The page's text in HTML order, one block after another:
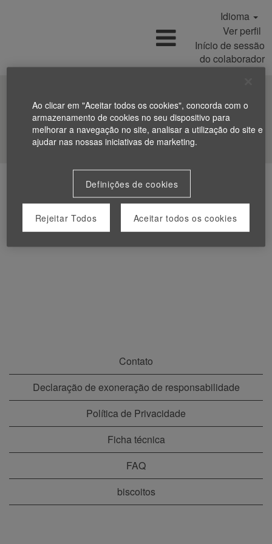
Idioma
Ver perfil
Início de sessão
do colaborador
Procurar Empregos
Contato
Declaração de exoneração de responsabilidade
Política de Privacidade
Ficha técnica
FAQ
biscoitos
Ao clicar em "Aceitar todos os cookies", concorda com o
armazenamento de cookies no seu dispositivo para
melhorar a navegação no site, analisar a utilização do site e
ajudar nas nossas iniciativas de marketing.
Definições de cookies
Rejeitar Todos Aceitar todos os cookies